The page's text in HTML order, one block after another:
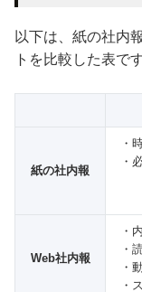
以下は、紙の社内
トを比較した表です
紙の社内報
・
・
Web社内報
・
・
・
・